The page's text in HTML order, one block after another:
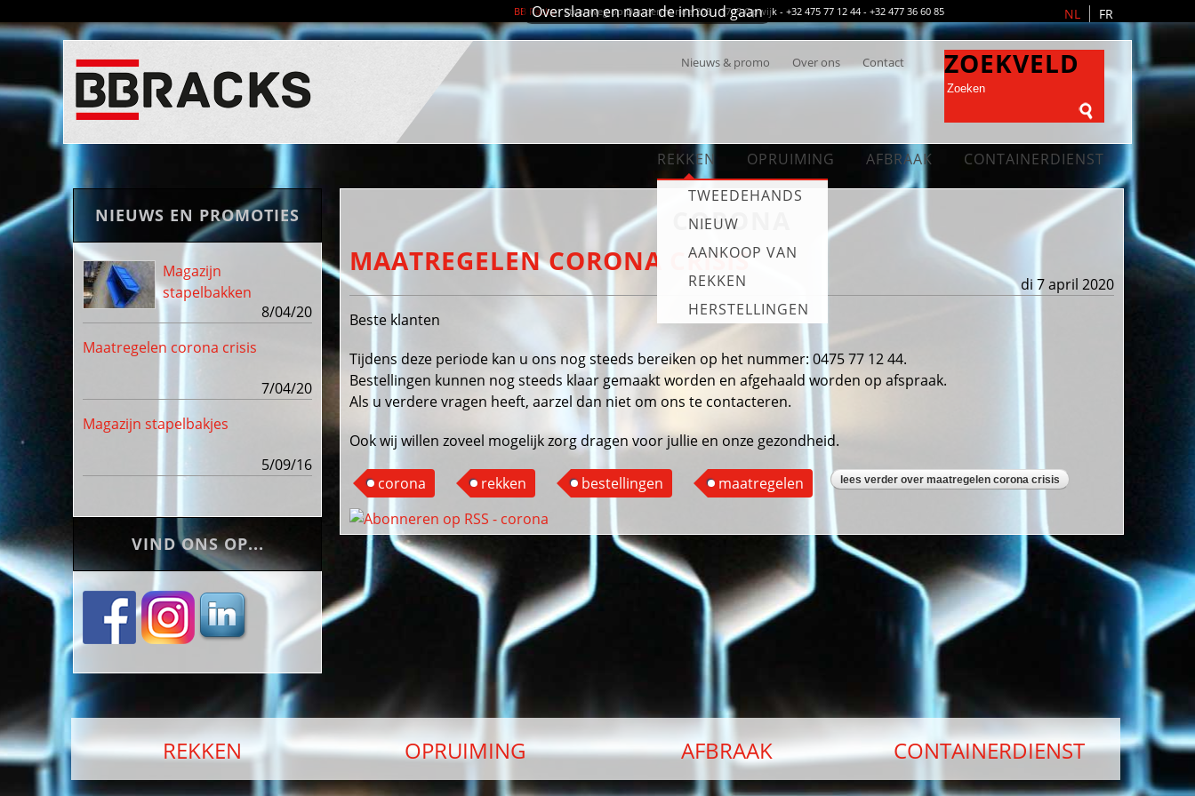
Overslaan en naar de inhoud gaan
BB Racks- Steenweg op Dendermonde 205 - 1745 Opwijk - +32 475 77 12 44 - +32 477 36 60 85 NL FR
Nieuws & promo Over ons Contact ZOEKVELD
REKKEN
TWEEDEHANDS
NIEUW
AANKOOP VAN
REKKEN
HERSTELLINGEN
OPRUIMING AFBRAAK CONTAINERDIENST
NIEUWS EN PROMOTIES
Magazijn
stapelbakken
8/04/20
Maatregelen corona crisis
7/04/20
Magazijn stapelbakjes
5/09/16
VIND ONS OP...
CORONA
MAATREGELEN CORONA CRISIS
di 7 april 2020
Beste klanten
Tijdens deze periode kan u ons nog steeds bereiken op het nummer: 0475 77 12 44.
Bestellingen kunnen nog steeds klaar gemaakt worden en afgehaald worden op afspraak.
Als u verdere vragen heeft, aarzel dan niet om ons te contacteren.
Ook wij willen zoveel mogelijk zorg dragen voor jullie en onze gezondheid.
corona rekken bestellingen maatregelen lees verder over maatregelen corona crisis
REKKEN OPRUIMING AFBRAAK CONTAINERDIENST